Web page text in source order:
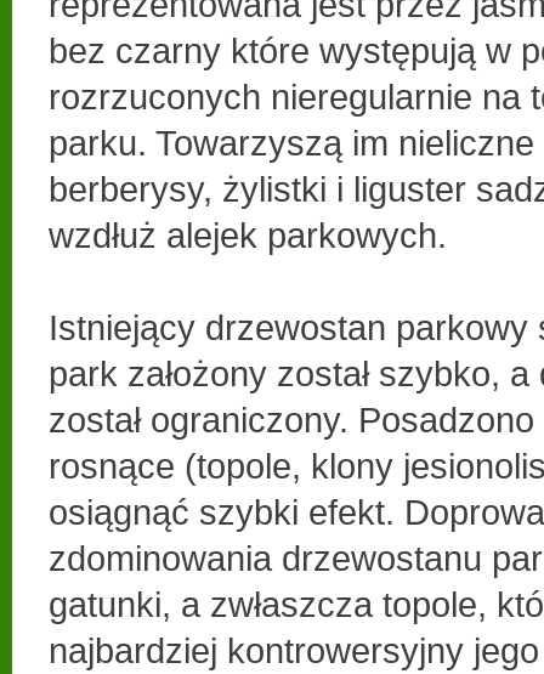
bez czarny które występują w
rozrzuconych nieregularnie na
parku. Towarzyszą im
berberysy, żylistki i liguster
wzdłuż alejek parkowych.
Istniejący drzewostan parkowy
park założony został szybko,
został ograniczony.
rosnące (topole, klony
osiągnąć szybki efekt.
zdominowania drzewostanu
gatunki, a zwłaszcza topole,
najbardziej kontrowersyjny